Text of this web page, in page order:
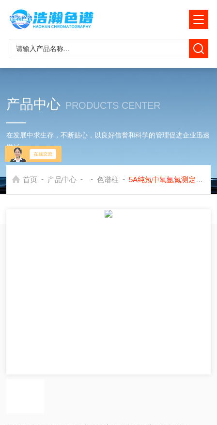
产品中心 PRODUCTS CENTER
在发展中求生存，不断贴心，以良好信誉和科学的管理促进企业迅速
发展
首页 - 产品中心 - - 色谱柱 - 5A纯氖中氧氩氮测定填充色谱柱应用岛津